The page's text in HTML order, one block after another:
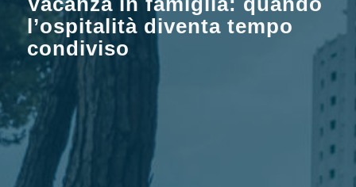
l’ospitalità diventa tempo
condiviso